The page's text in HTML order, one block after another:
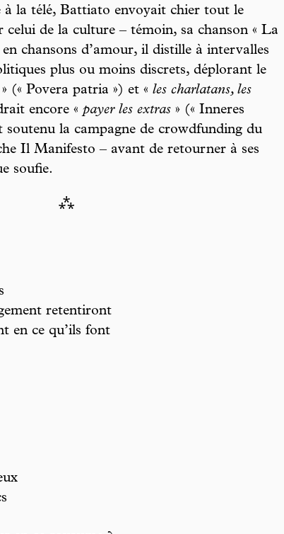
à la télé, Battiato envoyait chier tout le
celui de la culture – témoin, sa chanson « La
chansons d’amour, il distille à intervalles
plus ou moins discrets, déplorant le
» (« Povera patria ») et « les charlatans, les
encore « payer les extras » (« Inneres
la campagne de crowdfunding du
Il Manifesto – avant de retourner à ses
soufie.
⁂
retentiront
en ce qu’ils font